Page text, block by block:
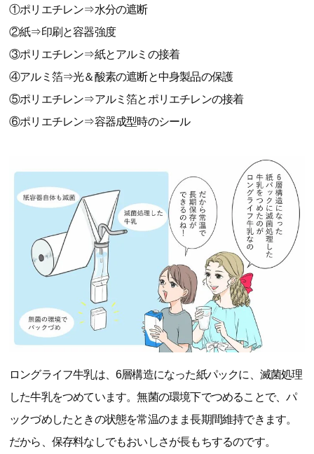
①ポリエチレン⇒水分の遮断
②紙⇒印刷と容器強度
③ポリエチレン⇒紙とアルミの接着
④アルミ箔⇒光＆酸素の遮断と中身製品の保護
⑤ポリエチレン⇒アルミ箔とポリエチレンの接着
⑥ポリエチレン⇒容器成型時のシール
ロングライフ牛乳は、6層構造になった紙パックに、滅菌処理
した牛乳をつめています。無菌の環境下でつめることで、パ
ックづめしたときの状態を常温のまま長期間維持できます。
だから、保存料なしでもおいしさが長もちするのです。